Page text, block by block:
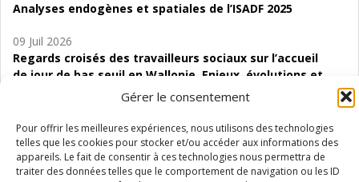
Gérer le consentement
Pour offrir les meilleures expériences, nous utilisons des technologies
telles que les cookies pour stocker et/ou accéder aux informations des
appareils. Le fait de consentir à ces technologies nous permettra de
traiter des données telles que le comportement de navigation ou les ID
Analyses endogènes et spatiales de l’ISADF 2025
09 Juil 2026
Regards croisés des travailleurs sociaux sur l’accueil
de jour de bas seuil en Wallonie. Enjeux, évolutions et
06 Juil 2026
Étude d’évaluabilité des Structures
d’accompagnement à l’autocréation d’emploi (SAACE)